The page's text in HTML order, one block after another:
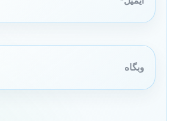
وبگاه